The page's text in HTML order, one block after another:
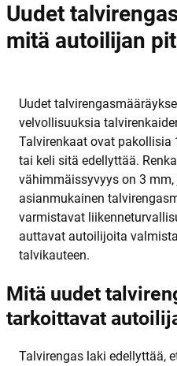
Uudet
mitä autoilijan
Uudet
velvollisuuksia
Talvirenkaat ovat pakollisia
tai keli sitä edellyttää.
vähimmäissyvyys on 3
asianmukainen
varmistavat
auttavat autoilijoita
talvikauteen.
Mitä uudet
tarkoittavat
Talvirengas laki edellyttää,